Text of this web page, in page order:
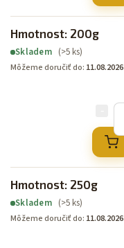
Hmotnost: 200g
Skladem (>5 ks)
Môžeme doručiť do: 11.08.2026
Hmotnost: 250g
Skladem (>5 ks)
Môžeme doručiť do: 11.08.2026